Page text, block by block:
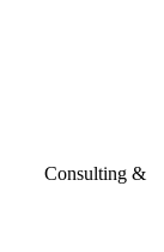
Consulting &